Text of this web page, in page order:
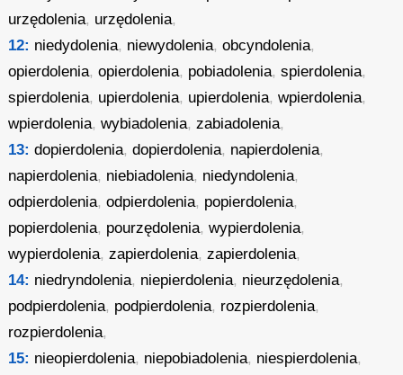
urzędolenia, urzędolenia,
12: niedydolenia, niewydolenia,obcyndolenia,
opierdolenia,opierdolenia, pobiadolenia,spierdolenia,
spierdolenia, upierdolenia, upierdolenia,wpierdolenia,
wpierdolenia,wybiadolenia,zabiadolenia,
13: dopierdolenia,dopierdolenia, napierdolenia,
napierdolenia, niebiadolenia, niedyndolenia,
odpierdolenia,odpierdolenia, popierdolenia,
popierdolenia, pourzędolenia,wypierdolenia,
wypierdolenia,zapierdolenia,zapierdolenia,
14: niedryndolenia, niepierdolenia, nieurzędolenia,
podpierdolenia, podpierdolenia, rozpierdolenia,
rozpierdolenia,
15: nieopierdolenia, niepobiadolenia, niespierdolenia,